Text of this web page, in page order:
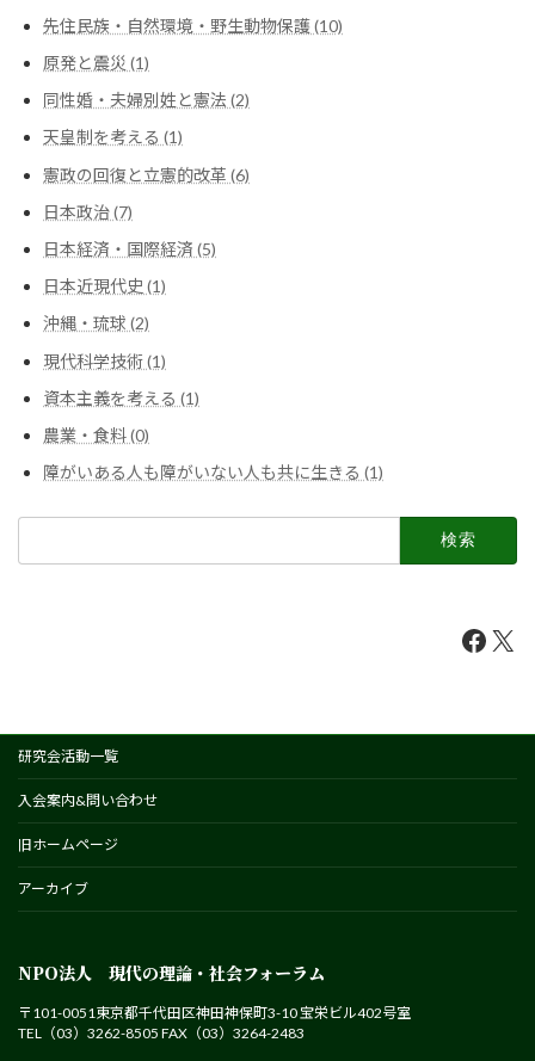
先住民族・自然環境・野生動物保護 (10)
原発と震災 (1)
同性婚・夫婦別姓と憲法 (2)
天皇制を考える (1)
憲政の回復と立憲的改革 (6)
日本政治 (7)
日本経済・国際経済 (5)
日本近現代史 (1)
沖縄・琉球 (2)
現代科学技術 (1)
資本主義を考える (1)
農業・食料 (0)
障がいある人も障がいない人も共に生きる (1)
X
研究会活動一覧
入会案内&問い合わせ
旧ホームページ
アーカイブ
NPO法人 現代の理論・社会フォーラム
〒101-0051東京都千代田区神田神保町3-10 宝栄ビル402号室
TEL（03）3262-8505 FAX（03）3264-2483